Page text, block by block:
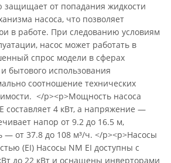
защищает от попадания жидкости
насоса, что позволяет
в работе. При следованию условиям
насос может работать в
спрос модели в сферах
бытового использования
соотношение технических
</p><p>Мощность насоса
составляет 4 кВт, а напряжение —
напор от 9.2 до 16.5 м,
— от 37.8 до 108 м³/ч. </p><p>Насосы
(EI) Насосы NM EI доступны с
до 22 кВт и оснащены инверторами